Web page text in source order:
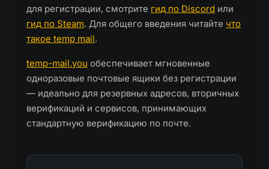
для регистрации, смотрите гид по Discord или
гид по Steam. Для общего введения читайте что
такое temp mail.
temp-mail.you обеспечивает мгновенные
одноразовые почтовые ящики без регистрации
— идеально для резервных адресов, вторичных
верификаций и сервисов, принимающих
стандартную верификацию по почте.